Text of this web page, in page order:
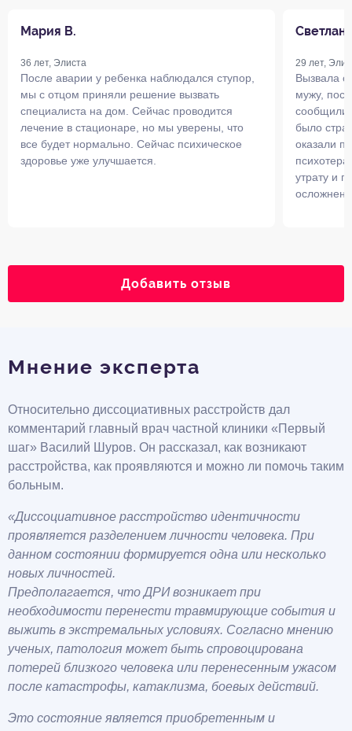
Мария В.
36 лет, Элиста
После аварии у ребенка наблюдался ступор,
мы с отцом приняли решение вызвать
специалиста на дом. Сейчас проводится
лечение в стационаре, но мы уверены, что
все будет нормально. Сейчас психическое
здоровье уже улучшается.
29 лет,
Вызвала
мужу,
сообщили
было
оказали
утрату и
Добавить отзыв
Мнение эксперта
Относительно диссоциативных расстройств дал
комментарий главный врач частной клиники «Первый
шаг» Василий Шуров. Он рассказал, как возникают
расстройства, как проявляются и можно ли помочь таким
больным.
«Диссоциативное расстройство идентичности
проявляется разделением личности человека. При
данном состоянии формируется одна или несколько
новых личностей.
Предполагается, что ДРИ возникает при
необходимости перенести травмирующие события и
выжить в экстремальных условиях. Согласно мнению
ученых, патология может быть спровоцирована
потерей близкого человека или перенесенным ужасом
после катастрофы, катаклизма, боевых действий.
Это состояние является приобретенным и